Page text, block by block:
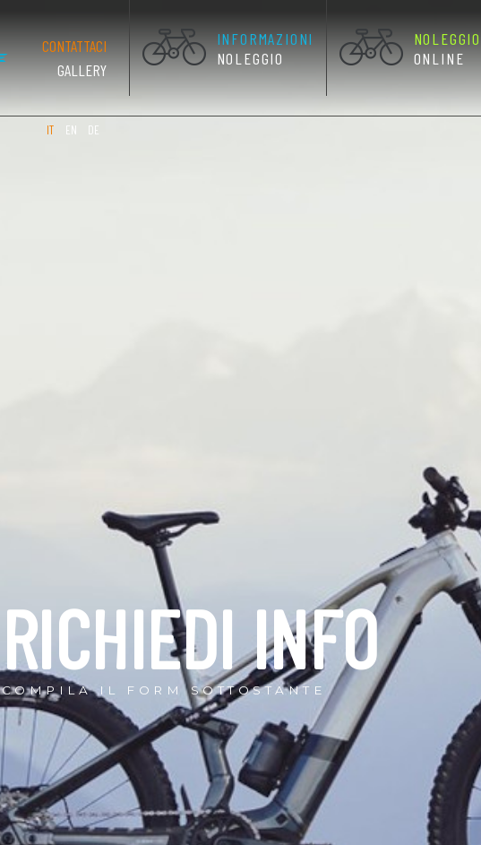
CONTATTACI(PAGINA CORRENTE)
GALLERY
INFORMAZIONI
NOLEGGIO
NOLEGGIO
ONLINE
IT EN DE
RICHIEDI INFO
COMPILA IL FORM SOTTOSTANTE